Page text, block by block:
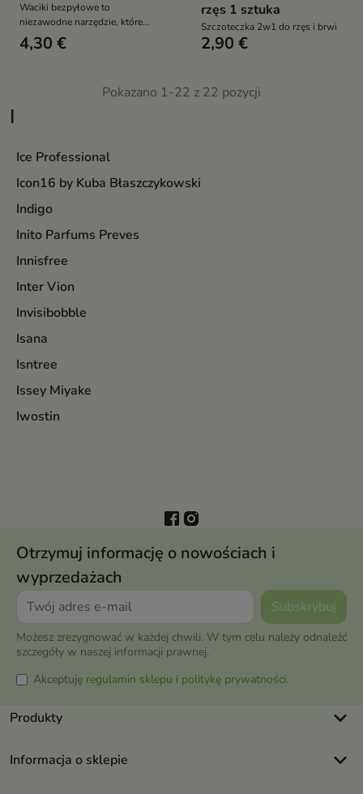
I
Ice Professional
Icon16 by Kuba Błaszczykowski
Indigo
Inito Parfums Preves
Innisfree
Inter Vion
Invisibobble
Isana
Isntree
Issey Miyake
Iwostin
Waciki bezpyłowe to
niezawodne narzędzie, które
pomaga utrzymać czystość i
precyzję podczas wykonywania
dba o estetykę efektu
4,30 €
rzęs 1 sztuka
Szczoteczka 2w1 do rzęs i brwi
2,90 €
Pokazano 1-22 z 22 pozycji
Otrzymuj informację o nowościach i
wyprzedażach
Możesz zrezygnować w każdej chwili. W tym celu należy odnaleźć
szczegóły w naszej informacji prawnej.
Akceptuję regulamin sklepu i politykę prywatności.
Produkty keyboard_arrow_down
Informacja o sklepie keyboard_arrow_down